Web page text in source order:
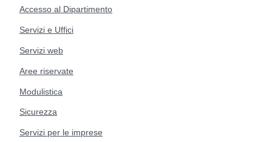
Accesso al Dipartimento
Servizi e Uffici
Servizi web
Aree riservate
Modulistica
Sicurezza
Servizi per le imprese